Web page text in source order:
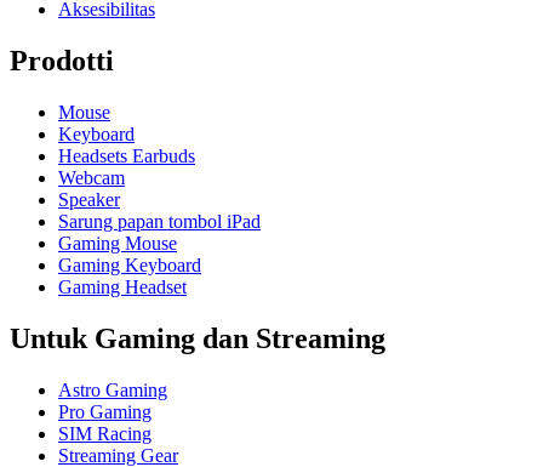
Aksesibilitas
Prodotti
Mouse
Keyboard
Headsets Earbuds
Webcam
Speaker
Sarung papan tombol iPad
Gaming Mouse
Gaming Keyboard
Gaming Headset
Untuk Gaming dan Streaming
Astro Gaming
Pro Gaming
SIM Racing
Streaming Gear